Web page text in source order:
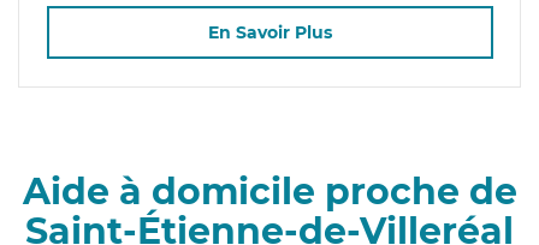
En Savoir Plus
Aide à domicile proche de
Saint-Étienne-de-Villeréal